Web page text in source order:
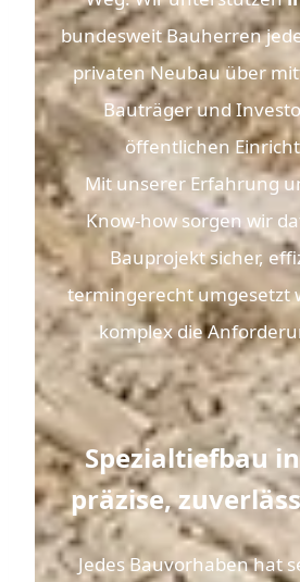
bundesweit Bauherren
privaten Neubau über
Bauträger und
öffentlichen
Mit unserer Erfahrung
Know-how sorgen wir
Bauprojekt sicher,
termingerecht umgesetzt
komplex die
Spezialtiefbau
präzise,
Jedes Bauvorhaben hat